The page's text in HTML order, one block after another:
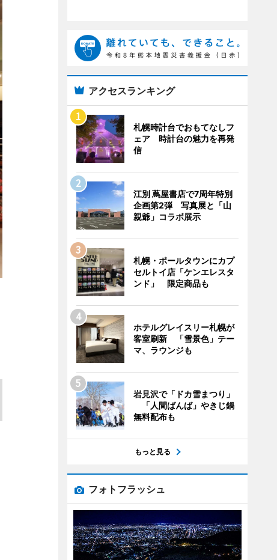
アクセスランキング
札幌時計台でおもてなしフ
ェア 時計台の魅力を再発
信
江別 蔦屋書店で7周年特別
企画第2弾 写真展と「山
親爺」コラボ展示
札幌・ポールタウンにカプ
セルトイ店「ケンエレスタ
ンド」 限定商品も
ホテルグレイスリー札幌が
客室刷新 「雪景色」テー
マ、ラウンジも
岩見沢で「ドカ雪まつり」
「人間ばんば」やきじ鍋
無料配布も
もっと見る
フォトフラッシュ